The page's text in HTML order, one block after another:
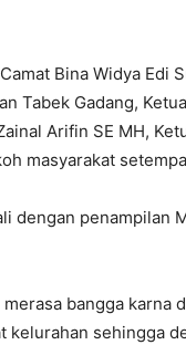
Bina Widya Edi
Tabek Gadang,
Arifin SE MH,
masyarakat
dengan penampilan
bangga
kelurahan sehingga